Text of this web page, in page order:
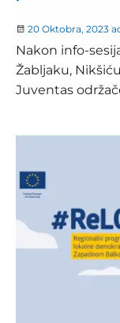
20 Oktobra, 2023
Nakon info-
Žabljaku,
Juventas